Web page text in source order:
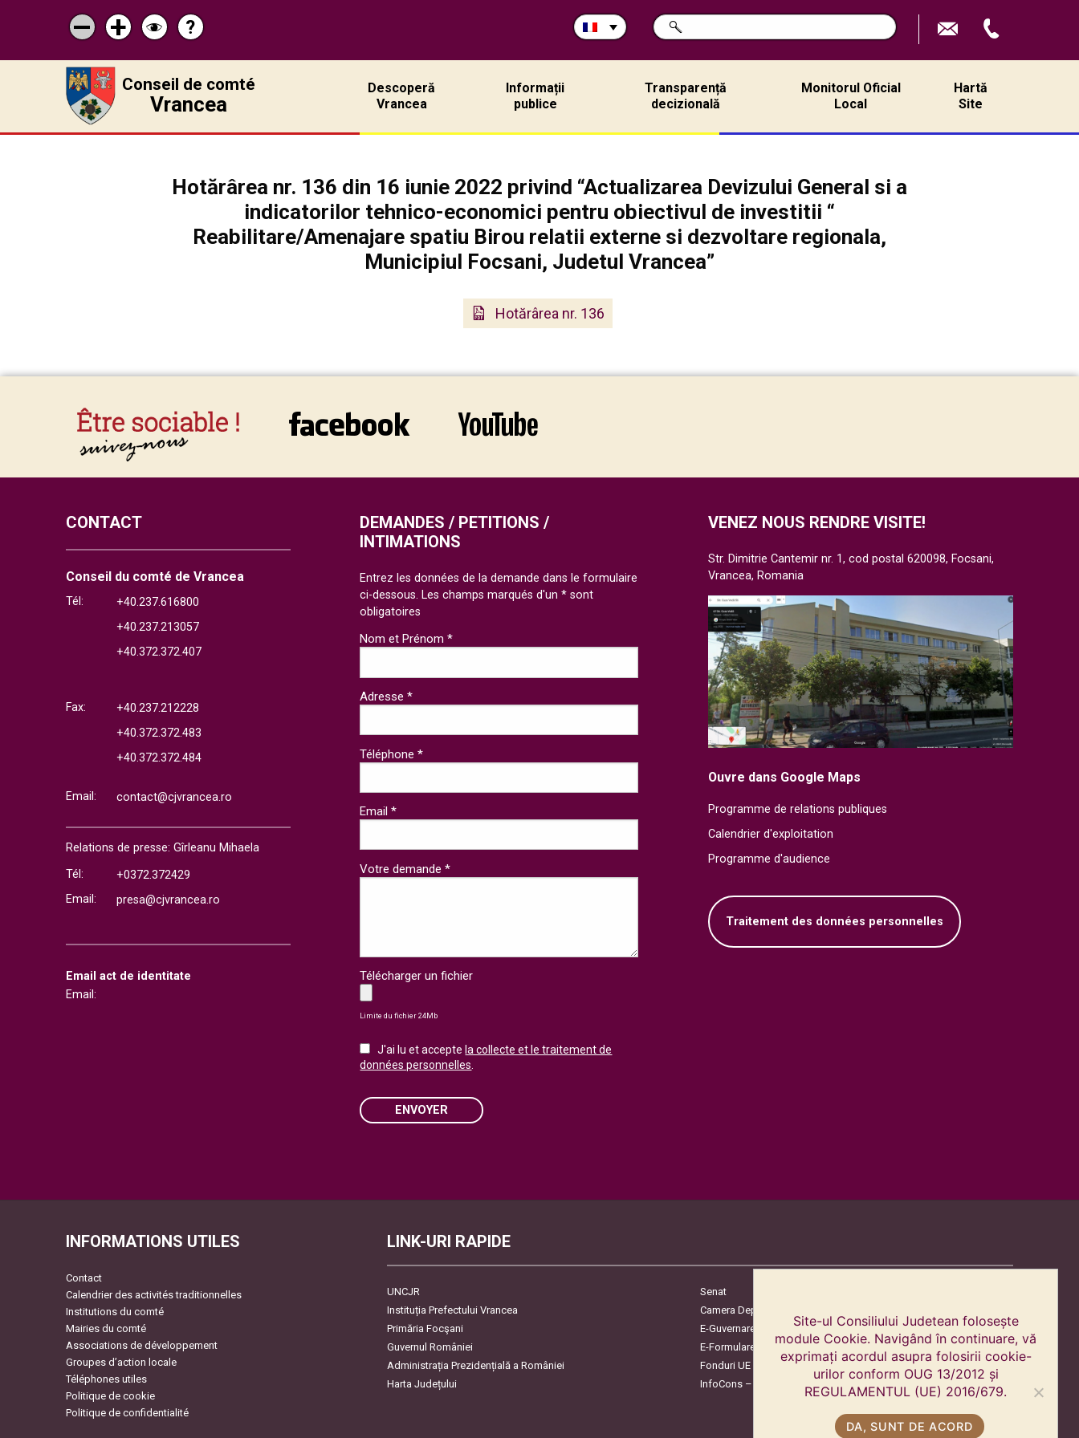
Micșorează
scrisul
Mărește
scrisul
Schimbă
contrastul
Pagina
de
ajutor
?
Rechercher
sur
CHERCHER
Conseil de comté
Vrancea
Descoperă
Vrancea
Informații
publice
Transparență
decizională
Monitorul Oficial
Local
Hartă
Site
Hotărârea nr. 136 din 16 iunie 2022 privind “Actualizarea Devizului General si a
indicatorilor tehnico-economici pentru obiectivul de investitii “
Reabilitare/Amenajare spatiu Birou relatii externe si dezvoltare regionala,
Municipiul Focsani, Judetul Vrancea”
Hotărârea nr. 136
CONTACT
Conseil du comté de Vrancea
Tél:
+40.237.616800
+40.237.213057
+40.372.372.407
Fax:
+40.237.212228
+40.372.372.483
+40.372.372.484
Email: contact@cjvrancea.ro
Relations de presse: Gîrleanu Mihaela
Tél:
+0372.372429
Email:
presa@cjvrancea.ro
Email act de identitate
Email:
VENEZ NOUS RENDRE VISITE!
Str. Dimitrie Cantemir nr. 1, cod postal 620098, Focsani,
Vrancea, Romania
Ouvre dans Google Maps
Programme de relations publiques
Calendrier d'exploitation
Programme d'audience
Traitement des données personnelles
DEMANDES / PETITIONS /
INTIMATIONS
Entrez les données de la demande dans le formulaire
ci-dessous. Les champs marqués d'un * sont
obligatoires
Nom et Prénom *
Adresse *
Téléphone *
Email *
Votre demande *
Télécharger un fichier
Limite du fichier 24Mb
J'ai lu et accepte la collecte et le traitement de
données personnelles.
ENVOYER
INFORMATIONS UTILES
Contact
Calendrier des activités traditionnelles
Institutions du comté
Mairies du comté
Associations de développement
Groupes d’action locale
Téléphones utiles
Politique de cookie
Politique de confidentialité
LINK-URI RAPIDE
UNCJR
Senat
Instituția Prefectului Vrancea
Camera Deputaților
Primăria Focşani
E-Guvernare
Guvernul României
E-Formulare
Administrația Prezidențială a României
Fonduri UE
Harta Județului
InfoCons – Protecția Consumatorilor
Site-ul Consiliului Judetean folosește
module Cookie. Navigând în continuare, vă
exprimați acordul asupra folosirii cookie-
urilor conform OUG 13/2012 și
REGULAMENTUL (UE) 2016/679.
DA, SUNT DE ACORD